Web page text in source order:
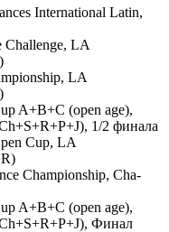
International Latin,
Challenge, LA
LA
A+B+C (open age),
1/2 финала
Cup, LA
Championship, Cha-
A+B+C (open age),
Финал